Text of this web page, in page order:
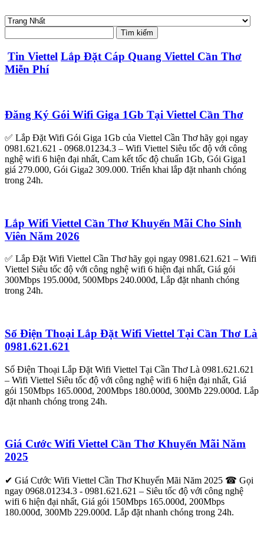
Tin Viettel Lắp Đặt Cáp Quang Viettel Cần Thơ
Miễn Phí
Đăng Ký Gói Wifi Giga 1Gb Tại Viettel Cần Thơ
✅ Lắp Đặt Wifi Gói Giga 1Gb của Viettel Cần Thơ hãy gọi ngay
0981.621.621 - 0968.01234.3 – Wifi Viettel Siêu tốc độ với công
nghệ wifi 6 hiện đại nhất, Cam kết tốc độ chuẩn 1Gb, Gói Giga1
giá 279.000, Gói Giga2 309.000. Triển khai lắp đặt nhanh chóng
trong 24h.
Lắp Wifi Viettel Cần Thơ Khuyến Mãi Cho Sinh
Viên Năm 2026
✅ Lắp Đặt Wifi Viettel Cần Thơ hãy gọi ngay 0981.621.621 – Wifi
Viettel Siêu tốc độ với công nghệ wifi 6 hiện đại nhất, Giá gói
300Mbps 195.000đ, 500Mbps 240.000đ, Lắp đặt nhanh chóng
trong 24h.
Số Điện Thoại Lắp Đặt Wifi Viettel Tại Cần Thơ Là
0981.621.621
Số Điện Thoại Lắp Đặt Wifi Viettel Tại Cần Thơ Là 0981.621.621
– Wifi Viettel Siêu tốc độ với công nghệ wifi 6 hiện đại nhất, Giá
gói 150Mbps 165.000đ, 200Mbps 180.000đ, 300Mb 229.000đ. Lắp
đặt nhanh chóng trong 24h.
Giá Cước Wifi Viettel Cần Thơ Khuyến Mãi Năm
2025
✔ Giá Cước Wifi Viettel Cần Thơ Khuyến Mãi Năm 2025 ☎ Gọi
ngay 0968.01234.3 - 0981.621.621 – Siêu tốc độ với công nghệ
wifi 6 hiện đại nhất, Giá gói 150Mbps 165.000đ, 200Mbps
180.000đ, 300Mb 229.000đ. Lắp đặt nhanh chóng trong 24h.